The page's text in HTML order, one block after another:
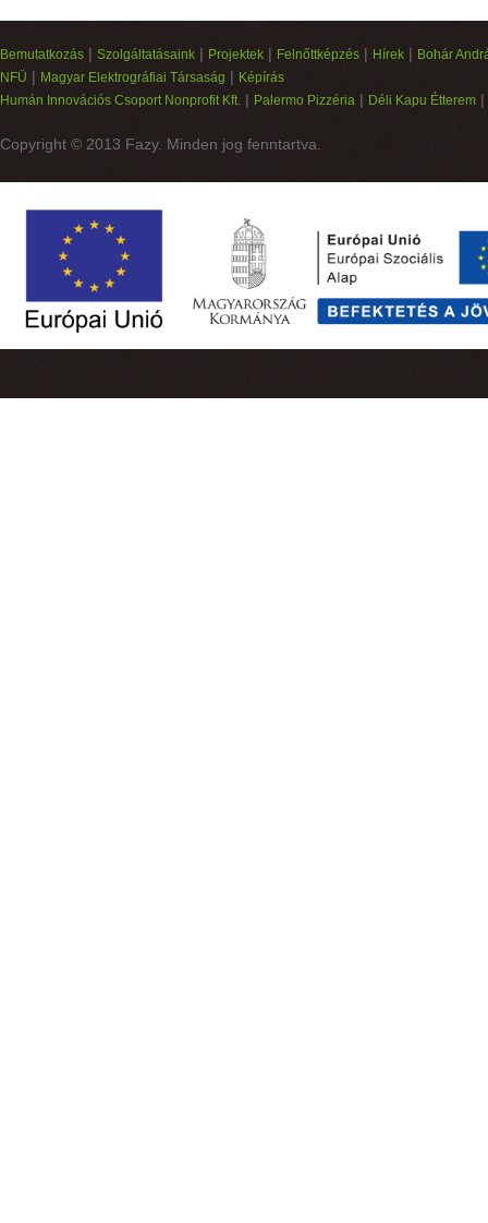
Bemutatkozás | Szolgáltatásaink | Projektek | Felnőttképzés | Hírek | Bohár
NFÜ | Magyar Elektrográfiai Társaság | Képírás
Humán Innovációs Csoport Nonprofit Kft. | Palermo Pizzéria | Déli Kapu Étterem |
Copyright © 2013 Fazy. Minden jog fenntartva.